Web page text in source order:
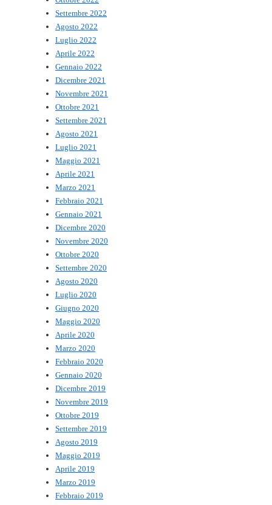
Settembre 2022
Agosto 2022
Luglio 2022
Aprile 2022
Gennaio 2022
Dicembre 2021
Novembre 2021
Ottobre 2021
Settembre 2021
Agosto 2021
Luglio 2021
Maggio 2021
Aprile 2021
Marzo 2021
Febbraio 2021
Gennaio 2021
Dicembre 2020
Novembre 2020
Ottobre 2020
Settembre 2020
Agosto 2020
Luglio 2020
Giugno 2020
Maggio 2020
Aprile 2020
Marzo 2020
Febbraio 2020
Gennaio 2020
Dicembre 2019
Novembre 2019
Ottobre 2019
Settembre 2019
Agosto 2019
Maggio 2019
Aprile 2019
Marzo 2019
Febbraio 2019